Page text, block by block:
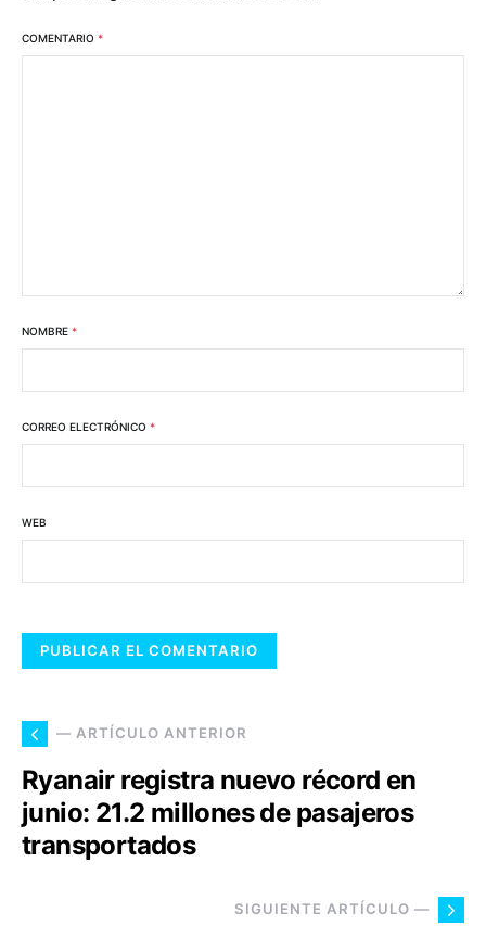
COMENTARIO *
NOMBRE *
CORREO ELECTRÓNICO *
WEB
— ARTÍCULO ANTERIOR
Ryanair registra nuevo récord en
junio: 21.2 millones de pasajeros
transportados
SIGUIENTE ARTÍCULO —